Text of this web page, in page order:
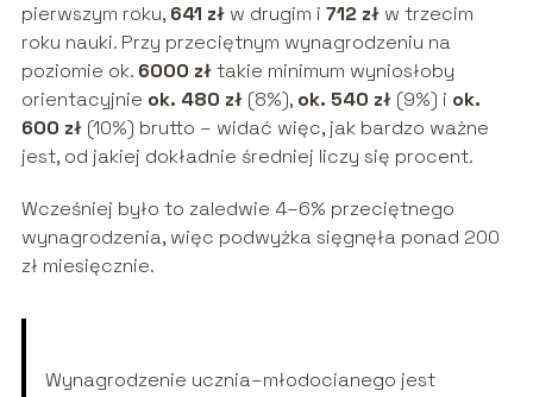
pierwszym roku, 641 złw drugim i 712 złw trzecim
roku nauki. Przy przeciętnym wynagrodzeniu na
poziomie ok. 6000 złtakie minimum wyniosłoby
orientacyjnie ok. 480 zł(8%), ok. 540 zł(9%) i ok.
600 zł(10%) brutto – widać więc, jak bardzo ważne
jest, od jakiej dokładnie średniej liczy się procent.
Wcześniej było to zaledwie 4–6% przeciętnego
wynagrodzenia, więc podwyżka sięgnęła ponad 200
zł miesięcznie.
Wynagrodzenie ucznia–młodocianego jest